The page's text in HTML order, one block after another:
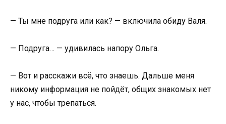
— Ты мне подруга или как? — включила обиду Валя.
— Подруга… — удивилась напору Ольга.
— Вот и расскажи всё, что знаешь. Дальше меня
никому информация не пойдёт, общих знакомых нет
у нас, чтобы трепаться.